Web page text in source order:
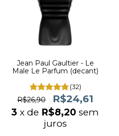
Jean Paul Gaultier - Le
Male Le Parfum (decant)
(32)
R$26,90 R$24,61
3 x de R$8,20 sem
juros